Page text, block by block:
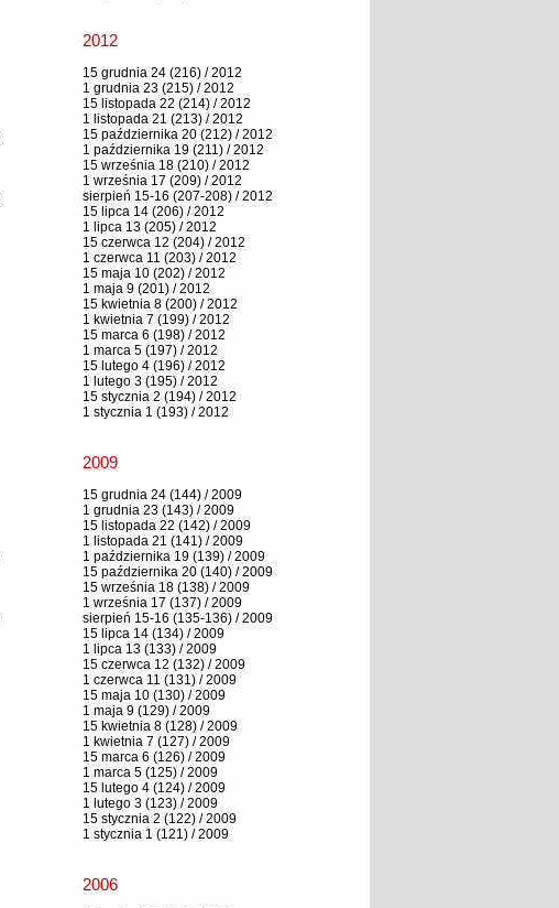
2012
15 grudnia 24 (216) / 2012
1 grudnia 23 (215) / 2012
15 listopada 22 (214) / 2012
1 listopada 21 (213) / 2012
15 października 20 (212) / 2012
1 października 19 (211) / 2012
15 września 18 (210) / 2012
1 września 17 (209) / 2012
sierpień 15-16 (207-208) / 2012
15 lipca 14 (206) / 2012
1 lipca 13 (205) / 2012
15 czerwca 12 (204) / 2012
1 czerwca 11 (203) / 2012
15 maja 10 (202) / 2012
1 maja 9 (201) / 2012
15 kwietnia 8 (200) / 2012
1 kwietnia 7 (199) / 2012
15 marca 6 (198) / 2012
1 marca 5 (197) / 2012
15 lutego 4 (196) / 2012
1 lutego 3 (195) / 2012
15 stycznia 2 (194) / 2012
1 stycznia 1 (193) / 2012
2009
15 grudnia 24 (144) / 2009
1 grudnia 23 (143) / 2009
15 listopada 22 (142) / 2009
1 listopada 21 (141) / 2009
1 października 19 (139) / 2009
15 października 20 (140) / 2009
15 września 18 (138) / 2009
1 września 17 (137) / 2009
sierpień 15-16 (135-136) / 2009
15 lipca 14 (134) / 2009
1 lipca 13 (133) / 2009
15 czerwca 12 (132) / 2009
1 czerwca 11 (131) / 2009
15 maja 10 (130) / 2009
1 maja 9 (129) / 2009
15 kwietnia 8 (128) / 2009
1 kwietnia 7 (127) / 2009
15 marca 6 (126) / 2009
1 marca 5 (125) / 2009
15 lutego 4 (124) / 2009
1 lutego 3 (123) / 2009
15 stycznia 2 (122) / 2009
1 stycznia 1 (121) / 2009
2006